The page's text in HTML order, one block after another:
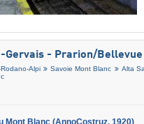
Gervais - Prarion/​Bellevue
Alpi Savoie Mont Blanc Alta